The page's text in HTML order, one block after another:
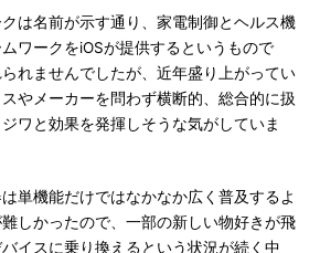
は名前が示す通り、家電制御とヘルス機
ワークをiOSが提供するというもので
れませんでしたが、近年盛り上がってい
やメーカーを問わず横断的、総合的に扱
ワと効果を発揮しそうな気がしていま
単機能だけではなかなか広く普及するよ
しかったので、一部の新しい物好きが飛
イスに乗り換えるという状況が続く中